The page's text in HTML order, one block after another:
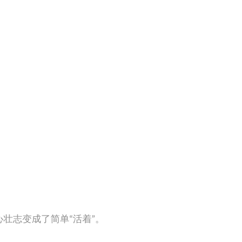
志变成了简单“活着”。